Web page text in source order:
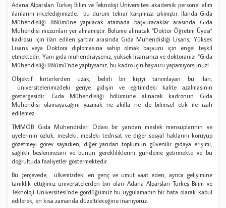
Adana Alparslan Türkeş Bilim ve Teknoloji Üniversitesi akademik personel alım
ilanlarını incelediğimizde, bu durum tekrar karşımıza çıkmıştır. İlanda Gıda
Mühendisliği Bölümüne yapılacak atamada başvuracaklar arasında Gıda
Mühendisi mezunları yer almamıştır. Bölüme alınacak “Doktor Öğretim Üyesi”
kadrosu için ilan edilen şartlar arasında Gıda Mühendisliği Lisans, Yüksek
Lisans veya Doktora diplomasına sahip olmak başvuru için engel teşkil
etmektedir. Yani gıda mühendisiyseniz, yüksek lisansınızı ve doktoranızı “Gıda
Mühendisliği Bölümü’nde yaptıysanız, bu kadro için başvuru yapamıyorsunuz!...
Objektif kriterlerden uzak, belirli bir kişiyi tanımlayan bu ilan,
üniversitelerimizdeki geriye gidişin ve eğitimdeki kalite azalmasının
göstergesidir. Gıda Mühendisliği bölümüne alınacak kadronun Gıda
Mühendisi olamayacağını yazmak ne akılla ne de bilimsel etik ile izah
edilemez.
TMMOB Gıda Mühendisleri Odası bir yandan meslek mensuplarının ve
üyelerinin özlük, mesleki, mesleki tedrisat ve diğer sosyal haklarını koruyup
gözetmeyi görev sayarken, diğer yandan toplumun güvenilir gıdaya erişimi,
sağlıklı beslenmesini ve bunun gerekliliklerini gündeme getirmekte ve bu
doğrultuda faaliyetler göstermektedir.
Bu çerçevede, ülkemizdeki en genç ve umut vaat eden, ayrıca gelişimine
tanıklık ettiğimiz üniversitelerden biri olan Adana Alparslan Türkeş Bilim ve
Teknoloji Üniversitesi’nde gördüğümüz bu uygulamanın bir hata olarak kabul
edilerek, en kısa zamanda düzeltileceğine inanıyoruz.